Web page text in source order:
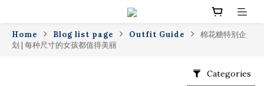
Home Blog list page Outfit Guide
棉花糖特别企
划 | 每种尺寸的女孩都值得美丽
Categories